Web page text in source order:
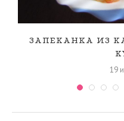
ЗАПЕКАНКА ИЗ
19